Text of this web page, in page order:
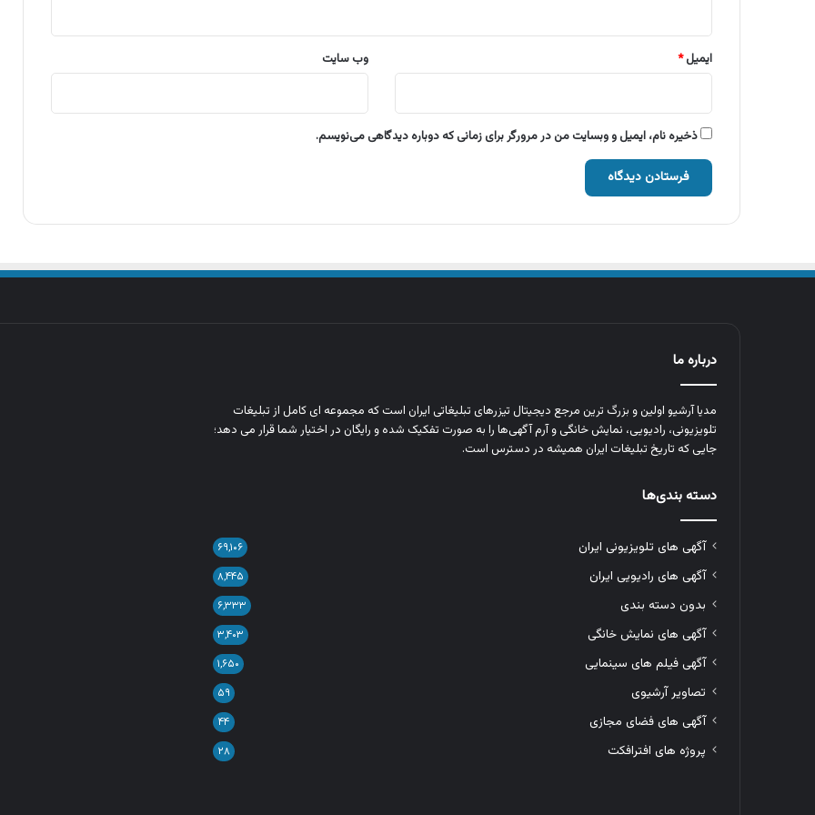
ایمیل* وب‌ سایت
ذخیره نام، ایمیل و وبسایت من در مرورگر برای زمانی که دوباره دیدگاهی می‌نویسم.
درباره ما
مدیا آرشیو اولین و بزرگ‌ ترین مرجع دیجیتال تیزرهای تبلیغاتی ایران است که مجموعه‌ ای کامل از تبلیغات
تلویزیونی، رادیویی، نمایش خانگی و آرم‌ آگهی‌ها را به‌ صورت تفکیک‌ شده و رایگان در اختیار شما قرار می‌ دهد؛
جایی که تاریخ تبلیغات ایران همیشه در دسترس است.
دسته بندی‌ها
آگهی های تلویزیونی ایران ۶۹,۱۰۶
آگهی های رادیویی ایران ۸,۴۴۵
بدون دسته بندی ۶,۳۳۳
آگهی های نمایش خانگی ۳,۴۰۳
آگهی فیلم های سینمایی ۱,۶۵۰
تصاویر آرشیوی ۵۹
آگهی های فضای مجازی ۴۴
پروژه های افترافکت ۲۸